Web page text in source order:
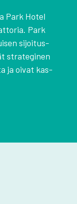
Park Hotel
Park
sijoi­tus­
stra­te­gi­nen
ja oivat kas­